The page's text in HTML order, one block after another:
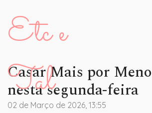
Etc e
Tal
Casar Mais por
nesta segunda-feira
02 de Março de 2026, 13:55